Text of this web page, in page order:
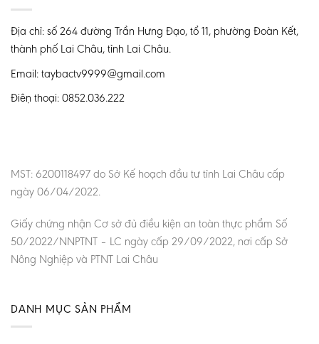
Địa chỉ: số 264 đường Trần Hưng Đạo, tổ 11, phường Đoàn Kết,
thành phố Lai Châu, tỉnh Lai Châu.
Email: taybactv9999@gmail.com
Điện thoại: 0852.036.222
MST: 6200118497 do Sở Kế hoạch đầu tư tỉnh Lai Châu cấp
ngày 06/04/2022.
Giấy chứng nhận Cơ sở đủ điều kiện an toàn thực phẩm Số
50/2022/NNPTNT – LC ngày cấp 29/09/2022, nơi cấp Sở
Nông Nghiệp và PTNT Lai Châu
DANH MỤC SẢN PHẨM